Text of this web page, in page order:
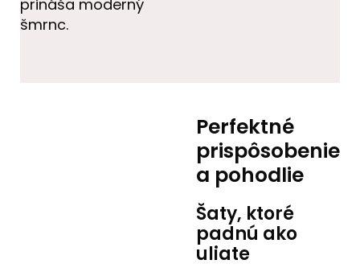
prináša moderný
šmrnc.
Perfektné
prispôsobenie
a pohodlie
Šaty, ktoré
padnú ako
uliate